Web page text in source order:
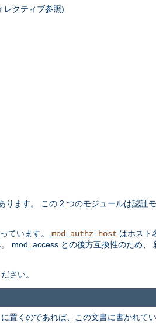
レクティブ参照)
ります。 この 2 つのモジュールは認証
ています。 mod_authz_host はホスト
mod_access との後方互換性のため、
さい。
置くのであれば、この文書に書かれて